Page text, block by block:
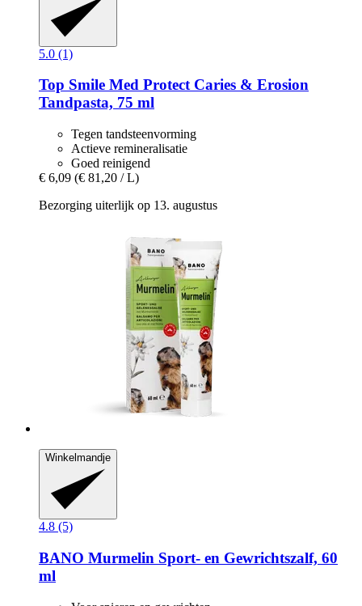
5.0 (1)
Top Smile Med Protect Caries & Erosion
Tandpasta, 75 ml
Tegen tandsteenvorming
Actieve remineralisatie
Goed reinigend
€ 6,09 (€ 81,20 / L)
Bezorging uiterlijk op 13. augustus
Winkelmandje
4.8 (5)
BANO Murmelin Sport-​ en Gewrichtszalf, 60
ml